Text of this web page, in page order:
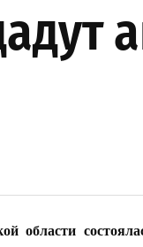
области